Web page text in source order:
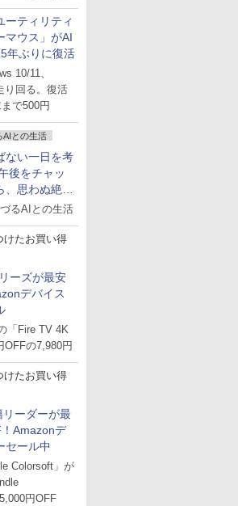
ーティリティ
マウス」がAI
年ぶりに復活
10/11、
り回る。復活
で500円
AIとの生活
ない一日を考
後をチャッ
思わぬ絶景
るAIとの生活
けたお買い得
ーズが最安
デバイス
「Fire TV 4K
OFFの7,980円
けたお買い得
リーダーが最
Amazonデ
セール中
Colorsoft」が
円OFF